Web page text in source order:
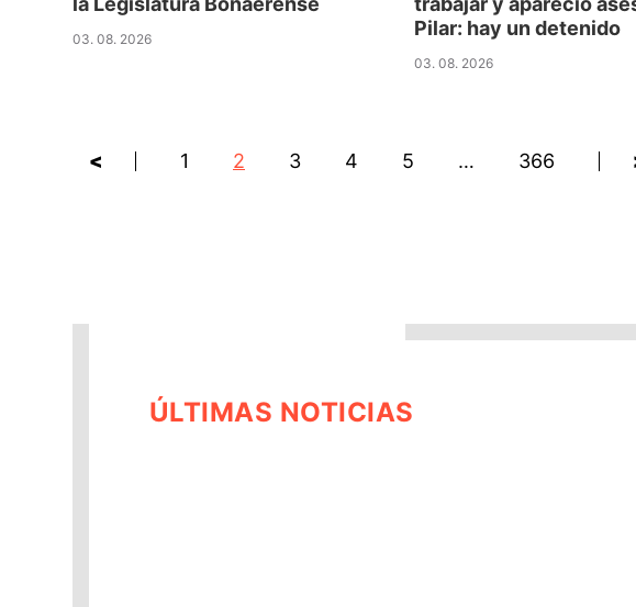
03. 08. 2026
Pilar: hay un detenido
03. 08. 2026
< 1 2 3 4 5 … 366
ÚLTIMAS NOTICIAS